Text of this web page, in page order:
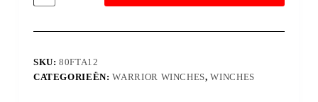
SKU:80FTA12
CATEGORIEËN:WARRIOR WINCHES,WINCHES